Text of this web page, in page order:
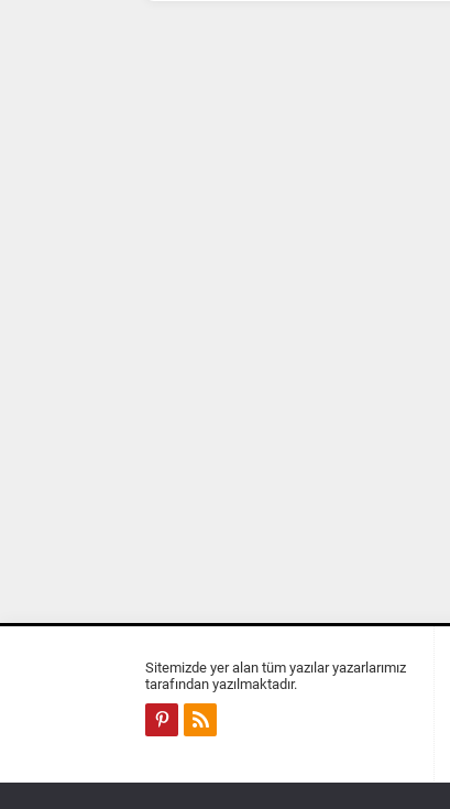
Sitemizde yer alan tüm yazılar yazarlarımız
tarafından yazılmaktadır.